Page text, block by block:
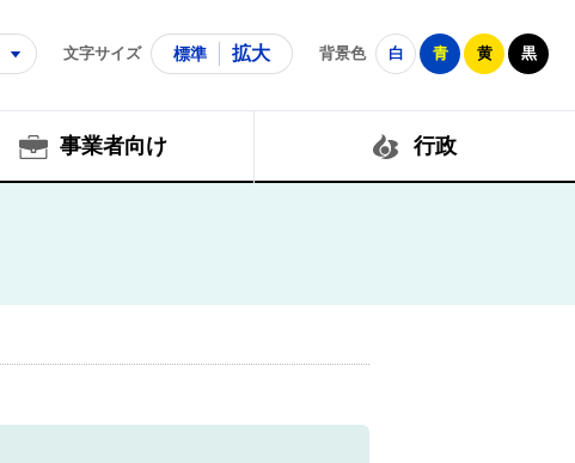
文字サイズ 標準 拡大 背景色 白 青 黄 黒
事業者向け 行政